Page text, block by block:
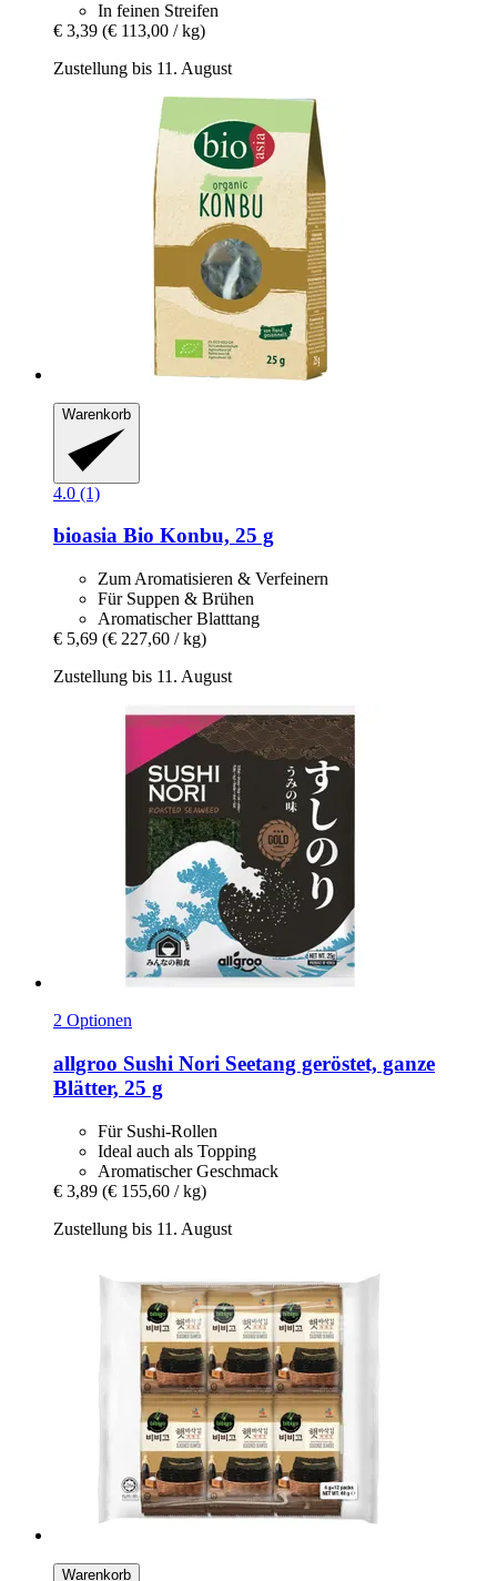
In feinen Streifen
€ 3,39 (€ 113,00 / kg)
Zustellung bis 11. August
Warenkorb
4.0 (1)
bioasia Bio Konbu, 25 g
Zum Aromatisieren & Verfeinern
Für Suppen & Brühen
Aromatischer Blatttang
€ 5,69 (€ 227,60 / kg)
Zustellung bis 11. August
2 Optionen
allgroo Sushi Nori Seetang geröstet, ganze
Blätter, 25 g
Für Sushi-Rollen
Ideal auch als Topping
Aromatischer Geschmack
€ 3,89 (€ 155,60 / kg)
Zustellung bis 11. August
Warenkorb